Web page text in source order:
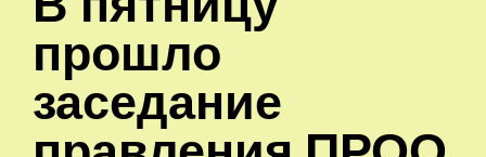
прошло
заседание